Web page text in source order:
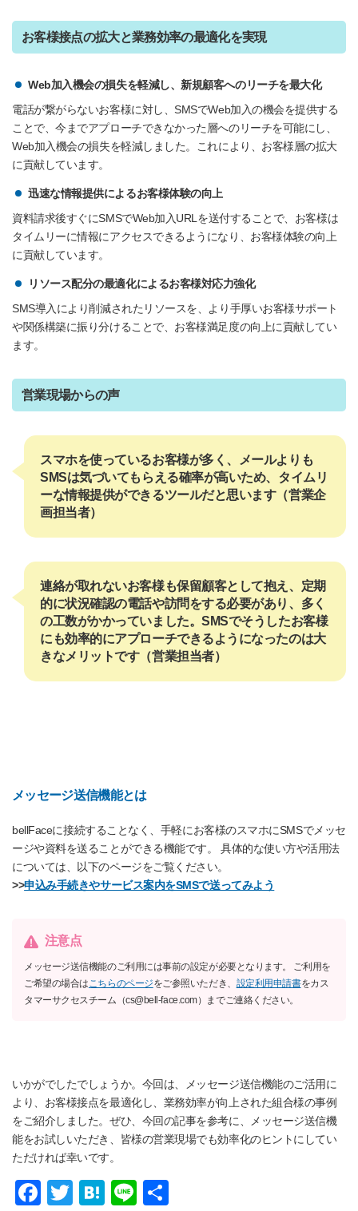
お客様接点の拡大と業務効率の最適化を実現
Web加入機会の損失を軽減し、新規顧客へのリーチを最大化
電話が繋がらないお客様に対し、SMSでWeb加入の機会を提供する
ことで、今までアプローチできなかった層へのリーチを可能にし、
Web加入機会の損失を軽減しました。これにより、お客様層の拡大
に貢献しています。
迅速な情報提供によるお客様体験の向上
資料請求後すぐにSMSでWeb加入URLを送付することで、お客様は
タイムリーに情報にアクセスできるようになり、お客様体験の向上
に貢献しています。
リソース配分の最適化によるお客様対応力強化
SMS導入により削減されたリソースを、より手厚いお客様サポート
や関係構築に振り分けることで、お客様満足度の向上に貢献してい
ます。
営業現場からの声
スマホを使っているお客様が多く、メールよりも
SMSは気づいてもらえる確率が高いため、タイムリ
ーな情報提供ができるツールだと思います（営業企
画担当者）
連絡が取れないお客様も保留顧客として抱え、定期
的に状況確認の電話や訪問をする必要があり、多く
の工数がかかっていました。SMSでそうしたお客様
にも効率的にアプローチできるようになったのは大
きなメリットです（営業担当者）
メッセージ送信機能とは
bellFaceに接続することなく、手軽にお客様のスマホにSMSでメッセ
ージや資料を送ることができる機能です。 具体的な使い方や活用法
については、以下のページをご覧ください。
>>申込み手続きやサービス案内をSMSで送ってみよう
注意点
メッセージ送信機能のご利用には事前の設定が必要となります。 ご利用を
ご希望の場合はこちらのページをご参照いただき、 設定利用申請書をカス
タマーサクセスチーム（cs@bell-face.com）までご連絡ください。
いかがでしたでしょうか。今回は、メッセージ送信機能のご活用に
より、お客様接点を最適化し、業務効率が向上された組合様の事例
をご紹介しました。ぜひ、今回の記事を参考に、メッセージ送信機
能をお試しいただき、皆様の営業現場でも効率化のヒントにしてい
ただければ幸いです。
F
T
H
Li